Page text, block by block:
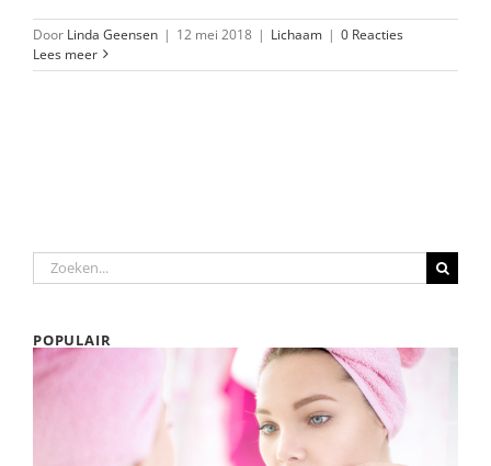
Door Linda Geensen | 12 mei 2018 | Lichaam | 0 Reacties
Lees meer
Zoeken
naar:
POPULAIR